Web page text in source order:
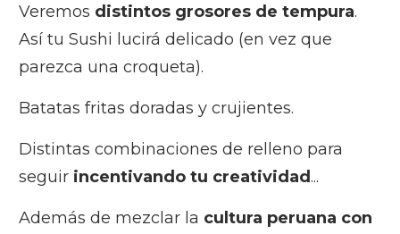
Veremos distintos grosores de tempura.
Así tu Sushi lucirá delicado (en vez que
parezca una croqueta).
Batatas fritas doradas y crujientes.
Distintas combinaciones de relleno para
seguir incentivando tu creatividad...
Además de mezclar la cultura peruana con